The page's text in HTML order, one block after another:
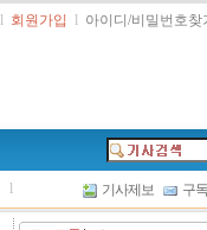
l 회원가입 l 아이디/비밀번호찾
l 기사제보 구